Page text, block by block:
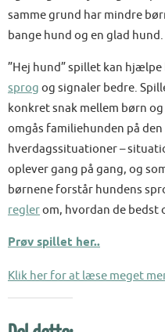
samme grund har mindre
bange hund og en glad hund.
”Hej hund” spillet kan
sprog og signaler bedre.
konkret snak mellem børn
omgås familiehunden på
hverdagssituationer –
oplever gang på gang, og
børnene forstår hundens
reglerom, hvordan de bedst
Prøv spillet her..
Klik her for at læse meget